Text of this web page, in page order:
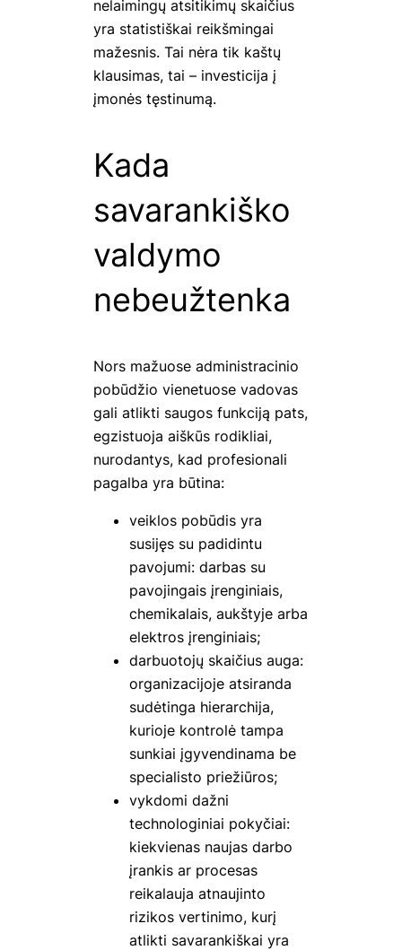
nelaimingų atsitikimų skaičius
yra statistiškai reikšmingai
mažesnis. Tai nėra tik kaštų
klausimas, tai – investicija į
įmonės tęstinumą.
Kada
savarankiško
valdymo
nebeužtenka
Nors mažuose administracinio
pobūdžio vienetuose vadovas
gali atlikti saugos funkciją pats,
egzistuoja aiškūs rodikliai,
nurodantys, kad profesionali
pagalba yra būtina:
veiklos pobūdis yra
susijęs su padidintu
pavojumi: darbas su
pavojingais įrenginiais,
chemikalais, aukštyje arba
elektros įrenginiais;
darbuotojų skaičius auga:
organizacijoje atsiranda
sudėtinga hierarchija,
kurioje kontrolė tampa
sunkiai įgyvendinama be
specialisto priežiūros;
vykdomi dažni
technologiniai pokyčiai:
kiekvienas naujas darbo
įrankis ar procesas
reikalauja atnaujinto
rizikos vertinimo, kurį
atlikti savarankiškai yra